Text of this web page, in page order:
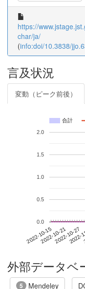
https://
char/ja/
(info:doi/10.3838/
言及状況
変動（ピーク前後）
合計
2022-10-152022-10-212022-10-27
0.0
0.5
1.0
1.5
2.0
外部データベ
5 Mendeley